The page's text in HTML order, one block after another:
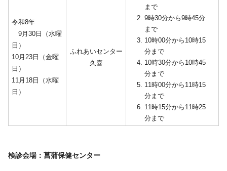
令和8年
9月30日（水曜
日）
10月23日（金曜
日）
11月18日（水曜
日）
ふれあいセンター
久喜
まで
9時30分から9時45分
まで
10時00分から10時15
分まで
10時30分から10時45
分まで
11時00分から11時15
分まで
11時15分から11時25
分まで
検診会場：菖蒲保健センター